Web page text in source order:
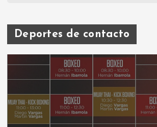
Deportes de contacto